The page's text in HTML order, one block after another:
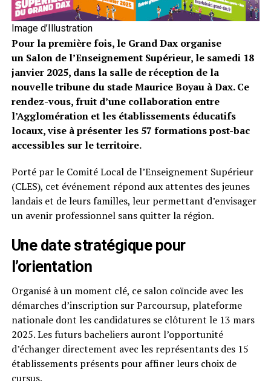
Image d’Illustration
Pour la première fois, le Grand Dax organise
un Salon de l’Enseignement Supérieur, le samedi 18
janvier 2025, dans la salle de réception de la
nouvelle tribune du stade Maurice Boyau à Dax. Ce
rendez-vous, fruit d’une collaboration entre
l’Agglomération et les établissements éducatifs
locaux, vise à présenter les 57 formations post-bac
accessibles sur le territoire.
Porté par le Comité Local de l’Enseignement Supérieur
(CLES), cet événement répond aux attentes des jeunes
landais et de leurs familles, leur permettant d’envisager
un avenir professionnel sans quitter la région.
Une date stratégique pour
l’orientation
Organisé à un moment clé, ce salon coïncide avec les
démarches d’inscription sur Parcoursup, plateforme
nationale dont les candidatures se clôturent le 13 mars
2025. Les futurs bacheliers auront l’opportunité
d’échanger directement avec les représentants des 15
établissements présents pour affiner leurs choix de
cursus.